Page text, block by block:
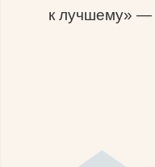
к лучшему» —